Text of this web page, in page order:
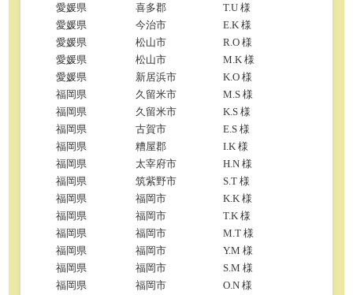
愛媛県
喜多郡
T.U 様
愛媛県
今治市
E.K 様
愛媛県
松山市
R.O 様
愛媛県
松山市
M.K 様
愛媛県
新居浜市
K.O 様
福岡県
久留米市
M.S 様
福岡県
久留米市
K.S 様
福岡県
古賀市
E.S 様
福岡県
糟屋郡
I.K 様
福岡県
太宰府市
H.N 様
福岡県
筑紫野市
S.T 様
福岡県
福岡市
K.K 様
福岡県
福岡市
T.K 様
福岡県
福岡市
M.T 様
福岡県
福岡市
Y.M 様
福岡県
福岡市
S.M 様
福岡県
福岡市
O.N 様